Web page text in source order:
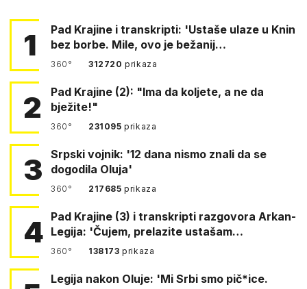
1
Pad Krajine i transkripti: 'Ustaše ulaze u Knin
bez borbe. Mile, ovo je bežanij…
360° 312720prikaza
2
Pad Krajine (2): "Ima da koljete, a ne da
bježite!"
360° 231095prikaza
3
Srpski vojnik: '12 dana nismo znali da se
dogodila Oluja'
360° 217685prikaza
4 Pad Krajine (3) i transkripti razgovora Arkan-
Legija: 'Čujem, prelazite ustašam…
360° 138173prikaza
Legija nakon Oluje: 'Mi Srbi smo pič*ice.